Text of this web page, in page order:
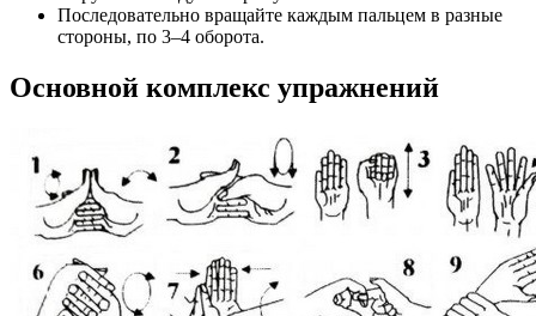
Последовательно вращайте каждым пальцем в разные
стороны, по 3–4 оборота.
Основной комплекс упражнений